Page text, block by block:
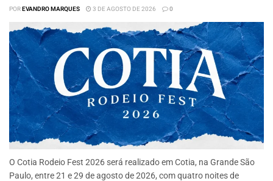
POREVANDRO MARQUES 3 DE AGOSTO DE 2026 0
O Cotia Rodeio Fest 2026 será realizado em Cotia, na Grande São
Paulo, entre 21 e 29 de agosto de 2026, com quatro noites de